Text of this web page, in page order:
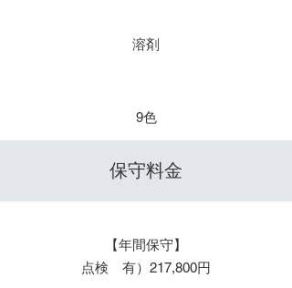
溶剤
9色
​保守料金
【年間保守】
点検 有）217,800円